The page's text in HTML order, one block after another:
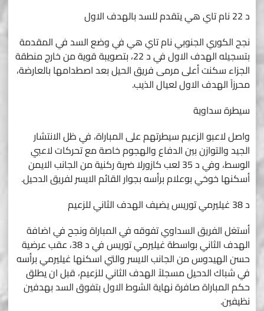
د 22 نام تاي هي يتقدم للسد بالهدف الاول
نجح الكوري الجنوبي نام تاي هي في وضع السد في المقدمة
بتسجيله الهدف الاول في د 22، بتصويبة قوية من خارج منطقة
الجزاء سكنت أعلى مرمى فريق الحيل بعد اصطدامها بالعارضة،
محرزاً الهدف الاول لعيال الذيب.
سيطرة سداوية
واصل لاعبو الزعيم سيطرتهم على المباراة، في ظل الانتشار
الجيد والتوازن بين الدفاع والهجوم خاصة مع تحركات لاعبي
الوسط، وفي د 35 لعب كازورلا ضربة ركنية من الجانب الايمن
أسكنها خوخي بوعلام برأسه بجوار القائم الايسر لفريق الدحيل.
د 38 غيليرمي توريس يضيف الهدف الثاني للزعيم
أستغل الفريق السداوي تفوقه في المباراة ونجح في اضافة
الهدف الثاني بواسطة غيليرمي توريس في د 38، عقب عرضية
حسن الهيدوس من الجانب الايسر والتي اسكنها غيليرمي برأسه
في شباك الدحيل مسجلاً الهدف الثاني للزعيم، قبل ان يطلق
حكم المباراة صافرة نهاية الشوط الاول بتفوق السد بهدفين
نظيفين.